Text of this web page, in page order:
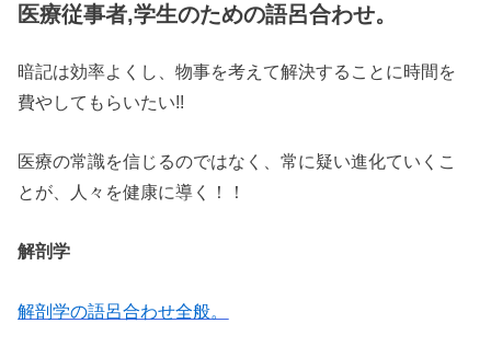
医療従事者,学生のための語呂合わせ。
暗記は効率よくし、物事を考えて解決することに時間を
費やしてもらいたい!!
医療の常識を信じるのではなく、常に疑い進化ていくこ
とが、人々を健康に導く！！
解剖学
解剖学の語呂合わせ全般。